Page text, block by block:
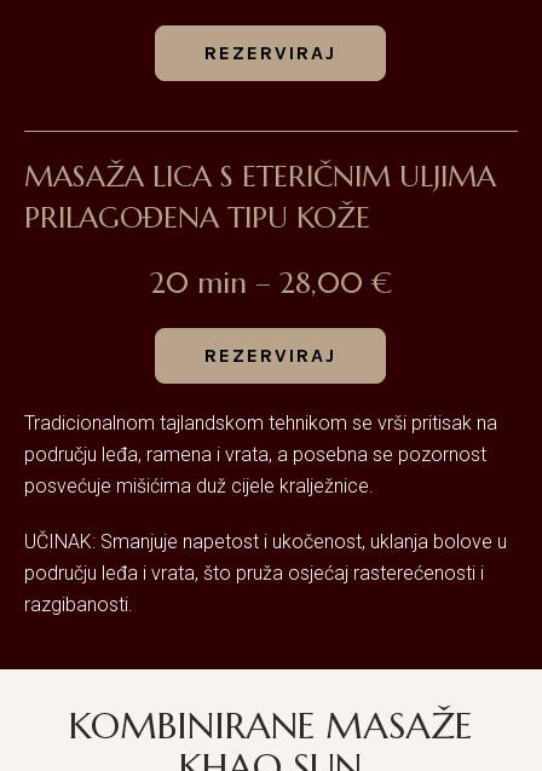
REZERVIRAJ
MASAŽA LICA S ETERIČNIM ULJIMA
PRILAGOĐENA TIPU KOŽE
20 min – 28,00 €
REZERVIRAJ
Tradicionalnom tajlandskom tehnikom se vrši pritisak na
području leđa, ramena i vrata, a posebna se pozornost
posvećuje mišićima duž cijele kralježnice.
UČINAK: Smanjuje napetost i ukočenost, uklanja bolove u
području leđa i vrata, što pruža osjećaj rasterećenosti i
razgibanosti.
KOMBINIRANE MASAŽE